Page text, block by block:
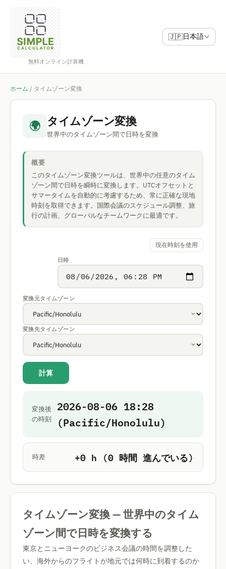
無料オンライン計算機
🇯🇵日本語
ホーム / タイムゾーン変換
🌍 タイムゾーン変換
世界中のタイムゾーン間で日時を変換
概要
このタイムゾーン変換ツールは、世界中の任意のタイム
ゾーン間で日時を瞬時に変換します。UTCオフセットと
サマータイムを自動的に考慮するため、常に正確な現地
時刻を取得できます。国際会議のスケジュール調整、旅
行の計画、グローバルなチームワークに最適です。
現在時刻を使用
日時
変換元タイムゾーン
変換先タイムゾーン
計算
変換後
の時刻
2026-08-06 18:28
(Pacific/Honolulu)
時差 +0 h (0 時間 進んでいる)
タイムゾーン変換 — 世界中のタイム
ゾーン間で日時を変換する
東京とニューヨークのビジネス会議の時間を調整した
い、海外からのフライトが地元では何時に到着するのか